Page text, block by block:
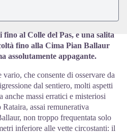
al Colle del Pas, e una salita
fino alla Cima Pian Ballaur
assolutamente appagante.
che consente di osservare da
dal sentiero, molti aspetti
massi erratici e misteriosi
assai remunerativa
non troppo frequentata solo
inferiore alle vette circostanti: il